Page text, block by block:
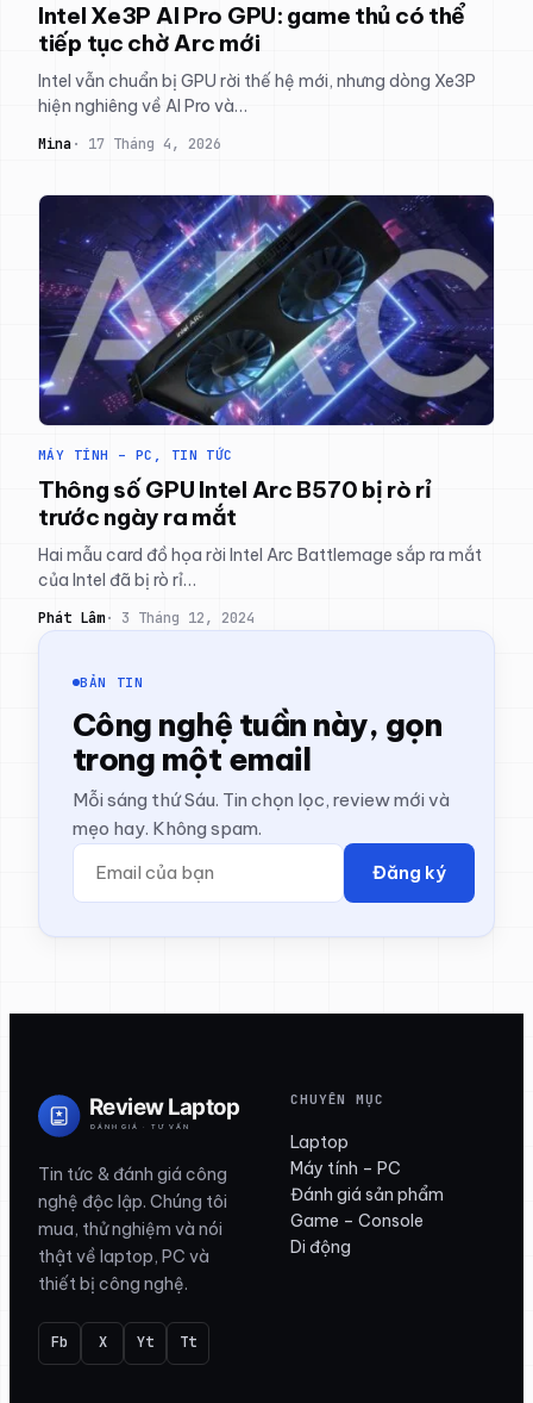
Intel Xe3P AI Pro GPU: game thủ có thể
tiếp tục chờ Arc mới
Intel vẫn chuẩn bị GPU rời thế hệ mới, nhưng dòng Xe3P
hiện nghiêng về AI Pro và…
Mina 17 Tháng 4, 2026
MÁY TÍNH – PC , TIN TỨC
Thông số GPU Intel Arc B570 bị rò rỉ
trước ngày ra mắt
Hai mẫu card đồ họa rời Intel Arc Battlemage sắp ra mắt
của Intel đã bị rò rỉ…
Phát Lâm 3 Tháng 12, 2024
BẢN TIN
Công nghệ tuần này, gọn
trong một email
Mỗi sáng thứ Sáu. Tin chọn lọc, review mới và
mẹo hay. Không spam.
Đăng ký
Tin tức & đánh giá công
nghệ độc lập. Chúng tôi
mua, thử nghiệm và nói
thật về laptop, PC và
thiết bị công nghệ.
Fb X Yt Tt
CHUYÊN MỤC
Laptop
Máy tính – PC
Đánh giá sản phẩm
Game – Console
Di động